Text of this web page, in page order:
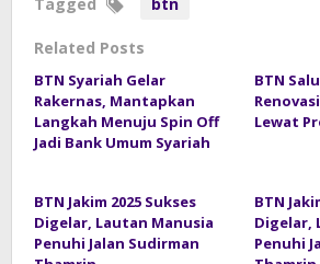
Related Posts
BTN Syariah Gelar
Rakernas, Mantapkan
Langkah Menuju Spin Off
Jadi Bank Umum Syariah
BTN
Lewat
BTN Jakim 2025 Sukses
Digelar, Lautan Manusia
Penuhi Jalan Sudirman
BTN
Digelar,
Penuhi